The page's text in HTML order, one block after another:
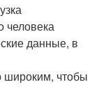
человека
данные, в
широким, чтобы